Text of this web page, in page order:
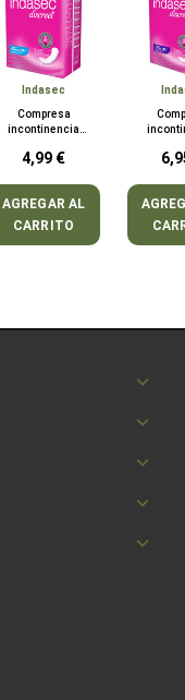
Indasec
Compresa
incontinencia
unidades indasec
4,99 €
AGREGAR AL
CARRITO